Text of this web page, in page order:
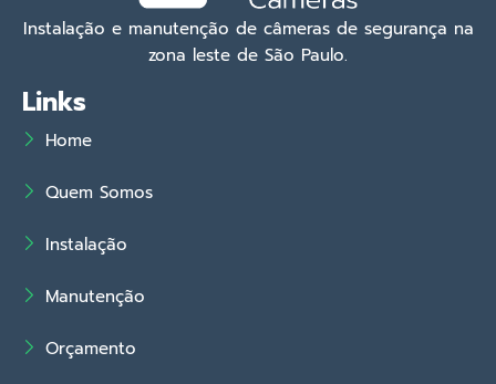
Instalação e manutenção de câmeras de segurança na
zona leste de São Paulo.
Links
Home
Quem Somos
Instalação
Manutenção
Orçamento